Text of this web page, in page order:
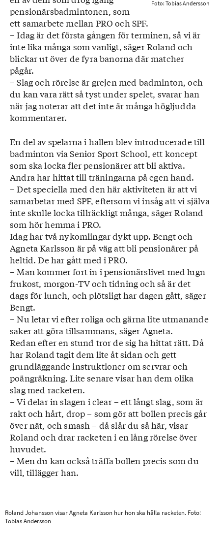
Foto: Tobias Andersson
pensionärsbadmintonen, som
ett samarbete mellan PRO och SPF.
– Idag är det första gången för terminen, så vi är
inte lika många som vanligt, säger Roland och
blickar ut över de fyra banorna där matcher
pågår.
– Slag och rörelse är grejen med badminton, och
du kan vara rätt så tyst under spelet, svarar han
när jag noterar att det inte är många högljudda
kommentarer.
En del av spelarna i hallen blev introducerade till
badminton via Senior Sport School, ett koncept
som ska locka fler pensionärer att bli aktiva.
Andra har hittat till träningarna på egen hand.
– Det speciella med den här aktiviteten är att vi
samarbetar med SPF, eftersom vi insåg att vi själva
inte skulle locka tillräckligt många, säger Roland
som hör hemma i PRO.
Idag har två nykomlingar dykt upp. Bengt och
Agneta Karlsson är på väg att bli pensionärer på
heltid. De har gått med i PRO.
– Man kommer fort in i pensionärslivet med lugn
frukost, morgon-TV och tidning och så är det
dags för lunch, och plötsligt har dagen gått, säger
Bengt.
– Nu letar vi efter roliga och gärna lite utmanande
saker att göra tillsammans, säger Agneta.
Redan efter en stund tror de sig ha hittat rätt. Då
har Roland tagit dem lite åt sidan och gett
grundläggande instruktioner om servrar och
poängräkning. Lite senare visar han dem olika
slag med racketen.
– Vi delar in slagen i clear – ett långt slag, som är
rakt och hårt, drop – som gör att bollen precis går
över nät, och smash – då slår du så här, visar
Roland och drar racketen i en lång rörelse över
huvudet.
– Men du kan också träffa bollen precis som du
vill, tillägger han.
Roland Johansson visar Agneta Karlsson hur hon ska hålla racketen. Foto:
Tobias Andersson